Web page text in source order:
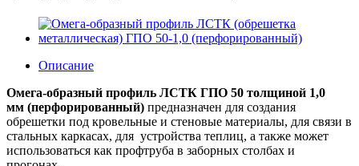
Описание
Омега-образный профиль ЛСТК ГПО 50 толщиной 1,0
мм (перфорированный) предназначен для создания
обрешетки под кровельные и стеновые материалы, для связи в
стальных каркасах, для устройства теплиц, а также может
использоваться как профтруба в заборных столбах и